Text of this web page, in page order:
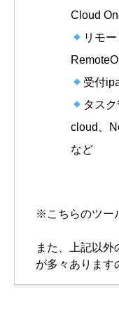
Cloud
リモ
受付
タス
cloud、
など
※こちらのツー
また、上記以
が多々あります